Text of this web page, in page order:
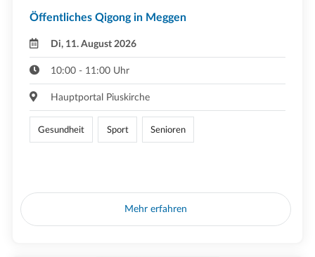
Öffentliches Qigong in Meggen
Di, 11. August 2026
10:00 - 11:00 Uhr
Hauptportal Piuskirche
Gesundheit Sport Senioren
Mehr erfahren